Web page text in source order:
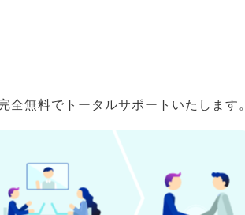
無料でトータルサポートいたします。